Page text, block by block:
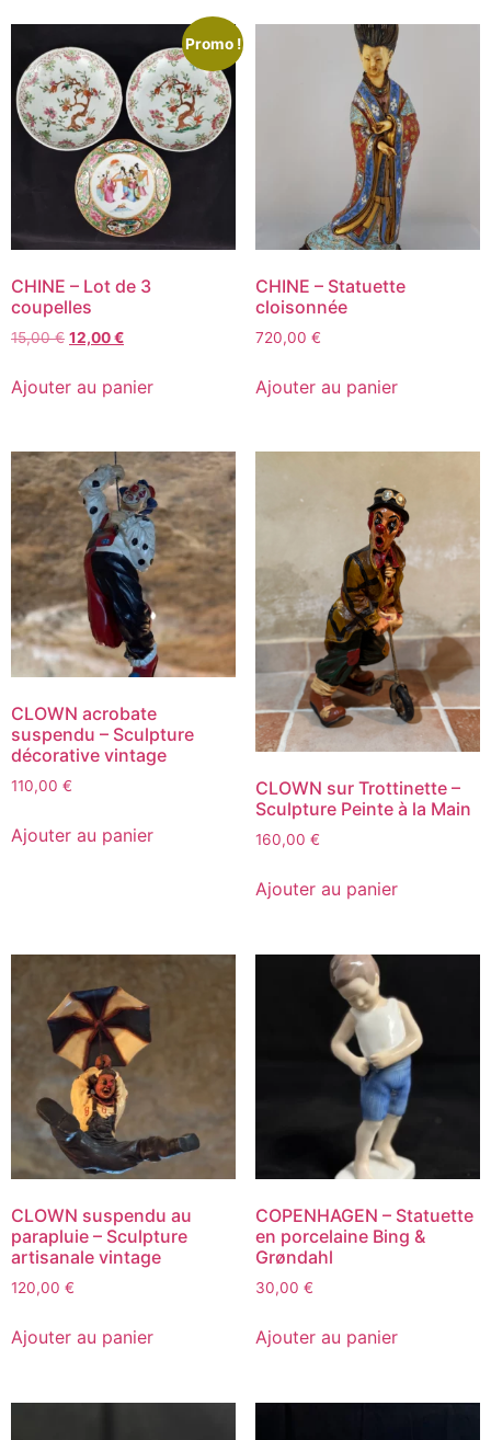
Promo !
CHINE – Lot de 3
coupelles
15,00€ 12,00€
Ajouter au panier
CHINE – Statuette
cloisonnée
720,00 €
Ajouter au panier
CLOWN acrobate
suspendu – Sculpture
décorative vintage
110,00 €
Ajouter au panier
CLOWN sur Trottinette –
Sculpture Peinte à la Main
160,00 €
Ajouter au panier
CLOWN suspendu au
parapluie – Sculpture
artisanale vintage
120,00 €
Ajouter au panier
COPENHAGEN – Statuette
en porcelaine Bing &
Grøndahl
30,00 €
Ajouter au panier